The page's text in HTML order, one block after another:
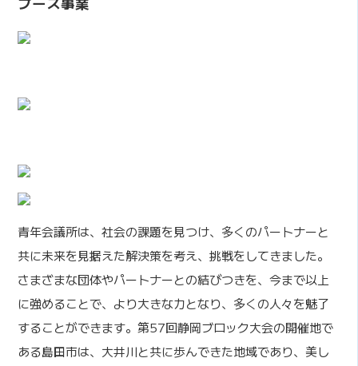
青年会議所は、社会の課題を見つけ、多くのパートナーと
共に未来を見据えた解決策を考え、挑戦をしてきました。
さまざまな団体やパートナーとの結びつきを、今まで以上
に強めることで、より大きな力となり、多くの人々を魅了
することができます。第57回静岡ブロック大会の開催地で
ある島田市は、大井川と共に歩んできた地域であり、美し